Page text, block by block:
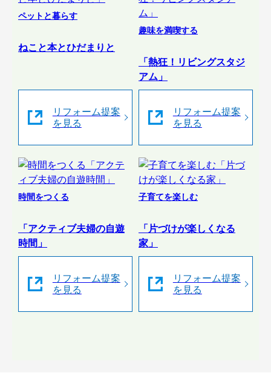
ペットと暮らす
ねこと本とひだまりと
リフォーム提案
を見る
趣味を満喫する
「熱狂！リビングスタジ
アム」
リフォーム提案
を見る
時間をつくる
「アクティブ夫婦の自遊
時間」
リフォーム提案
を見る
子育てを楽しむ
「片づけが楽しくなる
家」
リフォーム提案
を見る